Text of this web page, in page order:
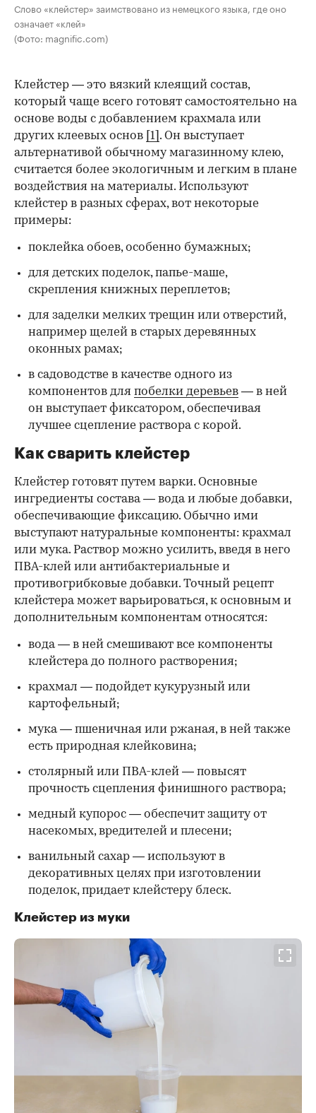
Слово «клейстер» заимствовано из немецкого языка, где оно
означает «клей»
(Фото: magnific.com)
00:00 / 00:00
Клейстер — это вязкий клеящий состав,
который чаще всего готовят самостоятельно на
основе воды с добавлением крахмала или
других клеевых основ [1] . Он выступает
альтернативой обычному магазинному клею,
считается более экологичным и легким в плане
воздействия на материалы. Используют
клейстер в разных сферах, вот некоторые
примеры:
поклейка обоев, особенно бумажных;
для детских поделок, папье-маше,
скрепления книжных переплетов;
для заделки мелких трещин или отверстий,
например щелей в старых деревянных
оконных рамах;
в садоводстве в качестве одного из
компонентов для побелки деревьев — в ней
он выступает фиксатором, обеспечивая
лучшее сцепление раствора с корой.
Как сварить клейстер
Клейстер готовят путем варки. Основные
ингредиенты состава — вода и любые добавки,
обеспечивающие фиксацию. Обычно ими
выступают натуральные компоненты: крахмал
или мука. Раствор можно усилить, введя в него
ПВА-клей или антибактериальные и
противогрибковые добавки. Точный рецепт
клейстера может варьироваться, к основным и
дополнительным компонентам относятся:
вода — в ней смешивают все компоненты
клейстера до полного растворения;
крахмал — подойдет кукурузный или
картофельный;
мука — пшеничная или ржаная, в ней также
есть природная клейковина;
столярный или ПВА-клей — повысят
прочность сцепления финишного раствора;
медный купорос — обеспечит защиту от
насекомых, вредителей и плесени;
ванильный сахар — используют в
декоративных целях при изготовлении
поделок, придает клейстеру блеск.
Клейстер из муки